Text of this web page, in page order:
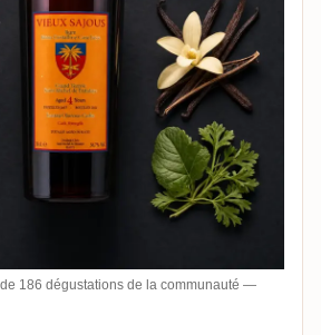
186 dégustations de la communauté —